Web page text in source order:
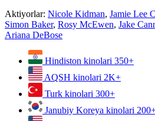
Aktiyorlar: Nicole Kidman, Jamie Lee
Simon Baker, Rosy McEwen, Jake
Ariana DeBose
Hindiston kinolari 350+
AQSH kinolari 2K+
Turk kinolari 300+
Janubiy Koreya kinolari